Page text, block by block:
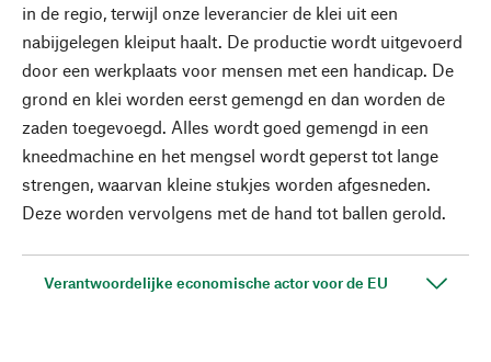
in de regio, terwijl onze leverancier de klei uit een
nabijgelegen kleiput haalt. De productie wordt uitgevoerd
door een werkplaats voor mensen met een handicap. De
grond en klei worden eerst gemengd en dan worden de
zaden toegevoegd. Alles wordt goed gemengd in een
kneedmachine en het mengsel wordt geperst tot lange
strengen, waarvan kleine stukjes worden afgesneden.
Deze worden vervolgens met de hand tot ballen gerold.
Verantwoordelijke economische actor voor de EU